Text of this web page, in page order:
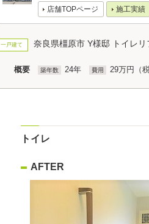
店舗TOPページ 施工実績
一戸建て 奈良県橿原市 Y様邸 トイレリ
概要 築年数 24年 費用 29万円（税
トイレ
AFTER